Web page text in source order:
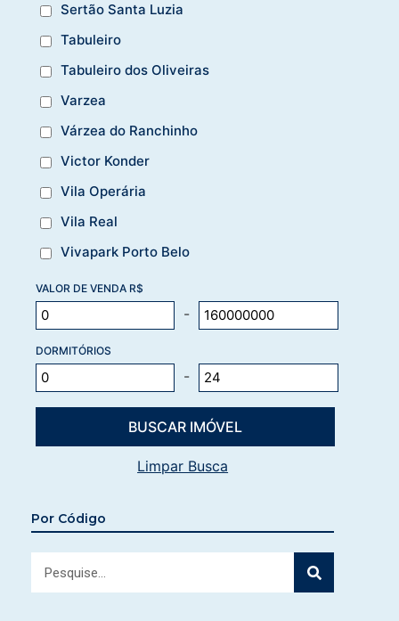
Sertão Santa Luzia
Tabuleiro
Tabuleiro dos Oliveiras
Varzea
Várzea do Ranchinho
Victor Konder
Vila Operária
Vila Real
Vivapark Porto Belo
VALOR DE VENDA R$
-
DORMITÓRIOS
-
Limpar Busca
Por Código